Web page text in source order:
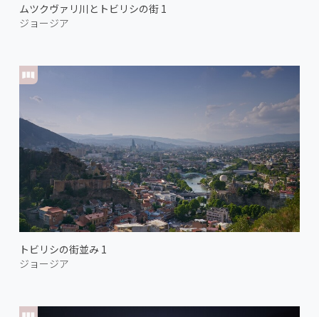
ムツクヴァリ川とトビリシの街 1
ジョージア
トビリシの街並み 1
ジョージア